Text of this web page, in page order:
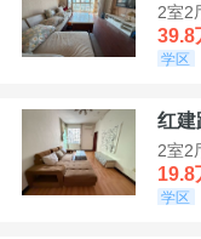
2室2
39.8
学区
红建
2室2
19.8
学区